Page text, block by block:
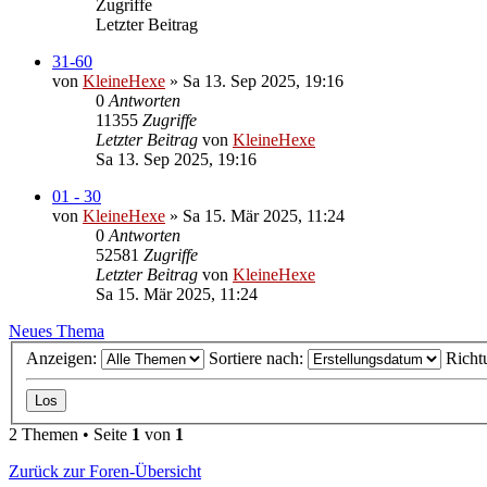
Zugriffe
Letzter Beitrag
31-60
von KleineHexe » Sa 13. Sep 2025, 19:16
0 Antworten
11355 Zugriffe
Letzter Beitrag von KleineHexe
Sa 13. Sep 2025, 19:16
01 - 30
von KleineHexe » Sa 15. Mär 2025, 11:24
0 Antworten
52581 Zugriffe
Letzter Beitrag von KleineHexe
Sa 15. Mär 2025, 11:24
Neues Thema
Anzeigen:
Sortiere nach:
2 Themen • Seite 1 von 1
Zurück zur Foren-Übersicht